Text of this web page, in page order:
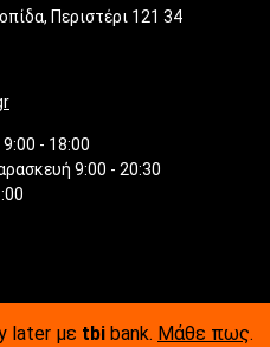
Περιστέρι 121 34
- 18:00
9:00 - 20:30
later με tbi bank. Μάθε πως.